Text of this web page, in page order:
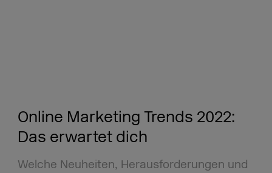
Online Marketing Trends 2022:
Das erwartet dich
Welche Neuheiten, Herausforderungen und